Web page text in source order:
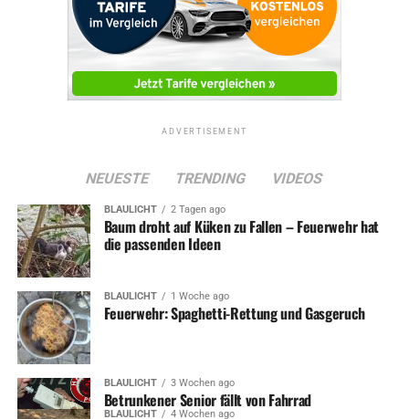
ADVERTISEMENT
NEUESTE TRENDING VIDEOS
BLAULICHT 2 Tagen ago
Baum droht auf Küken zu Fallen – Feuerwehr hat
die passenden Ideen
BLAULICHT 1 Woche ago
Feuerwehr: Spaghetti-Rettung und Gasgeruch
BLAULICHT 3 Wochen ago
Betrunkener Senior fällt von Fahrrad
BLAULICHT 4 Wochen ago